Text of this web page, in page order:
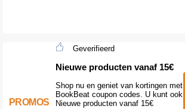
PROMOS
Geverifieerd
Nieuwe producten vanaf 15€
Shop nu en geniet van kortingen met
BookBeat coupon codes. U kunt ook
Nieuwe producten vanaf 15€